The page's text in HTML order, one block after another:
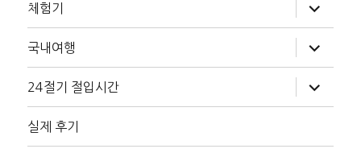
체험기
위
메
확
장
국내여행
위
메
확
장
24절기 절입시간
위
메
장
실제 후기